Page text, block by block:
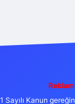
Sayılı Kanun